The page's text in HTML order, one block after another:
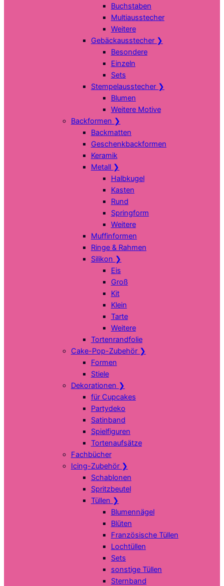
Buchstaben
Multiausstecher
Weitere
Gebäckausstecher ❯
Besondere
Einzeln
Sets
Stempelausstecher ❯
Blumen
Weitere Motive
Backformen ❯
Backmatten
Geschenkbackformen
Keramik
Metall ❯
Halbkugel
Kasten
Rund
Springform
Weitere
Muffinformen
Ringe & Rahmen
Silikon ❯
Eis
Groß
Kit
Klein
Tarte
Weitere
Tortenrandfolie
Cake-Pop-Zubehör ❯
Formen
Stiele
Dekorationen ❯
für Cupcakes
Partydeko
Satinband
Spielfiguren
Tortenaufsätze
Fachbücher
Icing-Zubehör ❯
Schablonen
Spritzbeutel
Tüllen ❯
Blumennägel
Blüten
Französische Tüllen
Lochtüllen
Sets
sonstige Tüllen
Sternband